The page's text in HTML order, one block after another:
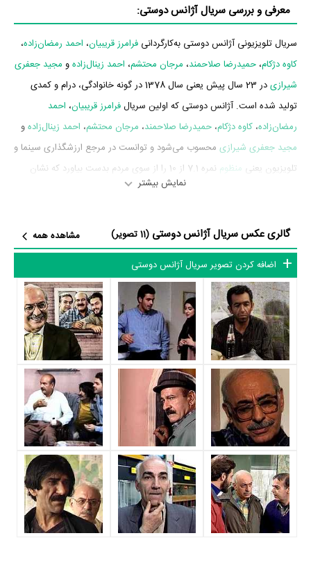
معرفی و بررسی سریال آژانس دوستی:
سریال تلویزیونی آژانس دوستی به‌کارگردانی فرامرز قریبیان، احمد رمضان‌زاده،
کاوه دژکام، حمیدرضا صلاحمند، مرجان محتشم، احمد زینال‌زادهو مجید جعفری
شیرازی
در 23 سال پیش یعنی سال 1378 در گونه خانوادگی، درام و کمدی
تولید شده است. آژانس دوستی که اولین سریالفرامرز قریبیان، احمد
رمضان‌زاده، کاوه دژکام، حمیدرضا صلاحمند، مرجان محتشم، احمد زینال‌زادهو
مجید جعفری شیرازی محسوب می‌شود و توانست در مرجع ارزشگذاری سینما و
تلویزیون یعنی منظوم
نمره 7.1 از 10 را از سوی مردم بدست بیاورد که نشان
می‌دهد عموم مردم آژانس دوستی را اثری باکیفیت و باارزش ارزیابی می‌کنند.
شبکه اول سیمای جمهوری اسلامی ایران و کشور ایران تهیه کرده است. آژانس
دوستی در تاریخ 1401/02/19 پخش خود را آغاز کرد.
بازیگران سریال آژانس دوستی
بازیگران سریال آژانس دوستی چه کسانی هستند؟ در آژانس دوستی بازیگرانی
چوناسماعیل داورفر،حسین پناهی ،فردوس کاویانی اصغر همت
پژمان
بازغی،سحر جعفری‌جوزانی ومرجان محتشمبه ایفای نقش و بازیگری
پرداخته‌اند. در سریال آژانس دوستی حدود 41 بازیگر جلوی دوربین رفته‌اند که از
نظر تعداد بازیگران می‌توان آژانس دوستی را یک اثر بزرگ، پربازیگر و با تعداد
شخصیت‌های داستانی بسیار عنوان کرد. از این‌لحاظ کارگردانی سریال آژانس
دوستی باتوجه به بازی گرفتن از این تعداد بازیگر و مدیریت آنها کار بسیار
دشواری بوده است؛ باید بررسی کرد آیافرامرز قریبیان ،احمد رمضان‌زاده،کاوه
دژکام،حمیدرضا صلاحمند مرجان محتشم،احمد زینال‌زادهومجید جعفری
شیرازیبه‌عنوان کارگردان و به‌عنوان بازیگردان و همچنین تیم بازیگری آژانس
دوستی توانسته‌اند در این زمینه موفق باشند و بازی‌های درخشانی را نمایش
نمایش بیشتر
گالری عکس سریال آژانس دوستی (11 تصویر)
مشاهده همه
اضافه کردن تصویر سریال آژانس دوستی